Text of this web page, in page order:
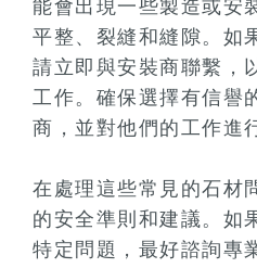
能會出現一些製造或安
平整、裂縫和縫隙。如
請立即與安裝商聯繫，
工作。確保選擇有信譽
商，並對他們的工作進
在處理這些常見的石材
的安全準則和建議。如
特定問題，最好諮詢專